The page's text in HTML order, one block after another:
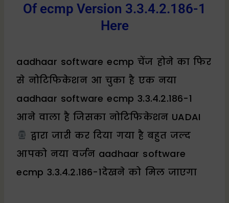
Of ecmp Version 3.3.4.2.186-1
Here
aadhaar software ecmp चेंज होने का फिर
से नोटिफिकेशन आ चुका है एक नया
aadhaar software ecmp 3.3.4.2.186-1
आने वाला है जिसका नोटिफिकेशन UADAI
द्वारा जारी कर दिया गया है बहुत जल्द
आपको नया वर्जन aadhaar software
ecmp 3.3.4.2.186-1देखने को मिल जाएगा